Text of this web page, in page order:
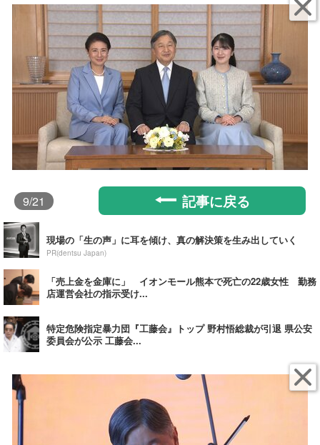
9/21 記事に戻る
現場の「生の声」に耳を傾け、真の解決策を生み出していく
PR(dentsu Japan)
「売上金を金庫に」 イオンモール熊本で死亡の22歳女性 勤務
店運営会社の指示受け...
特定危険指定暴力団『工藤会』トップ 野村悟総裁が引退 県公安
委員会が公示 工藤会...